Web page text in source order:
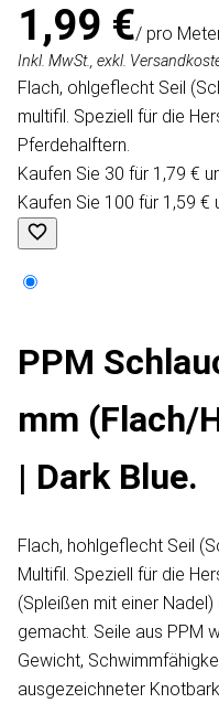
1,99 €/ pro
Inkl. MwSt., exkl.
Flach, ohlgeflecht Seil
multifil. Speziell für die
Pferdehalftern.
Kaufen Sie 30 für 1,79 €
Kaufen Sie 100 für 1,59 €
PPM
mm (Flach/
| Dark Blue.
Flach, hohlgeflecht Seil
Multifil. Speziell für die
(Spleißen mit einer
gemacht. Seile aus PPM
Gewicht,
ausgezeichneter